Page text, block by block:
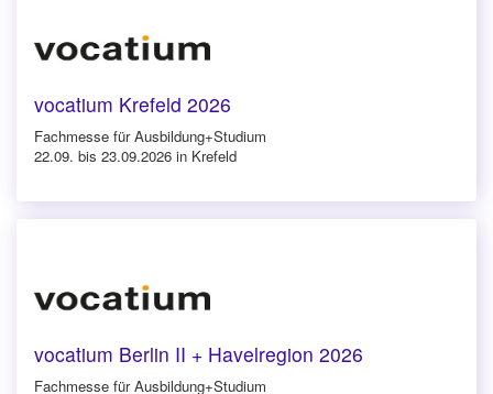
vocatium Krefeld 2026
Fachmesse für Ausbildung+Studium
22.09. bis 23.09.2026 in Krefeld
vocatium Berlin II + Havelregion 2026
Fachmesse für Ausbildung+Studium